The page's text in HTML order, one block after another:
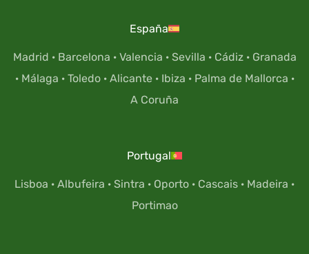
España
Madrid · Barcelona · Valencia · Sevilla · Cádiz· Granada
· Málaga · Toledo· Alicante· Ibiza · Palma de Mallorca ·
A Coruña
Portugal
Lisboa · Albufeira · Sintra · Oporto · Cascais · Madeira ·
Portimao